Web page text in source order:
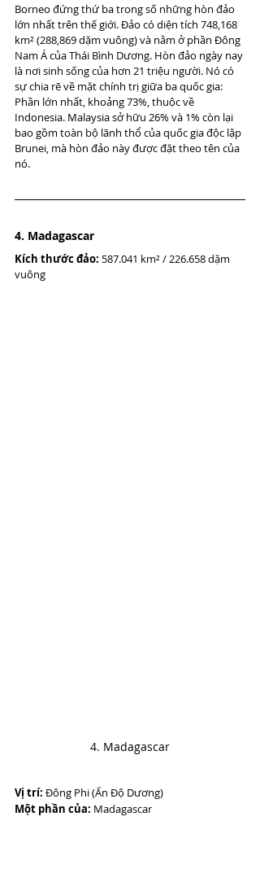
Borneo đứng thứ ba trong số những hòn đảo
lớn nhất trên thế giới. Đảo có diện tích 748,168
km² (288,869 dặm vuông) và nằm ở phần Đông
Nam Á của Thái Bình Dương. Hòn đảo ngày nay
là nơi sinh sống của hơn 21 triệu người. Nó có
sự chia rẽ về mặt chính trị giữa ba quốc gia:
Phần lớn nhất, khoảng 73%, thuộc về
Indonesia. Malaysia sở hữu 26% và 1% còn lại
bao gồm toàn bộ lãnh thổ của quốc gia độc lập
Brunei, mà hòn đảo này được đặt theo tên của
nó.
4. Madagascar
Kích thước đảo: 587.041 km² / 226.658 dặm
vuông
4. Madagascar
Vị trí: Đông Phi (Ấn Độ Dương)
Một phần của: Madagascar